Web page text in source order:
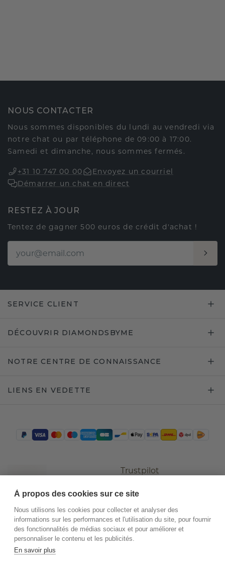
NOUS CONTACTER
Nous sommes disponibles du lundi au vendredi via
notre chat ou par téléphone de 09:00 à 17:00.
Samedi et dimanche, nous sommes fermés.
+31 10 747 00 00
Envoyez un courriel
Démarrer un chat en direct
RESTEZ À JOUR
Tentez de gagner 500 euros de crédit d'achat !
SERVICE CLIENT
DÉCOUVRIR DIAMONDSBYME
NOTRE CENTRE DE CONNAISSANCE
LIENS EN VEDETTE
Trustpilot
À propos des cookies sur ce site
Nous utilisons les cookies pour collecter et analyser des
informations sur les performances et l'utilisation du site, pour fournir
des fonctionnalités de médias sociaux et pour améliorer et
personnaliser le contenu et les publicités.
En savoir plus